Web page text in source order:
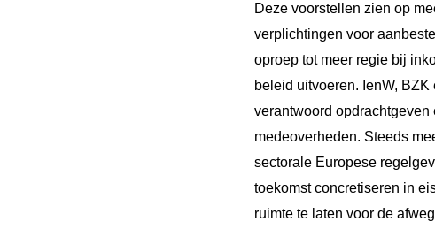
Deze voorstellen zien op
verplichtingen voor
oproep tot meer regie bij
beleid uitvoeren. IenW,
verantwoord
medeoverheden. Steeds
sectorale Europese
toekomst concretiseren in
ruimte te laten voor de